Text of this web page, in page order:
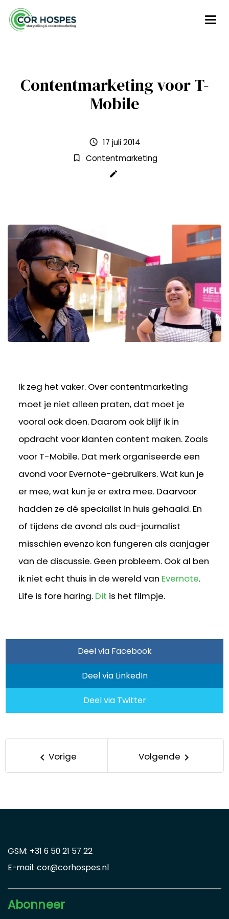
Contentmarketing voor T-
Mobile
schedule 17 juli 2014
bookmark_border Contentmarketing
create
Ik zeg het vaker. Over contentmarketing
moet je niet alleen praten, dat moet je
vooral ook doen. Daarom ook blijf ik in
opdracht voor klanten content maken. Zoals
voor T-Mobile. Dat merk organiseerde een
avond voor Evernote-gebruikers. Wat kun je
er mee, wat kun je er extra mee. Daarvoor
hadden ze dé specialist in huis gehaald. En
of tijdens de avond als oud-journalist
misschien evenzo kon fungeren als aanjager
van de discussie. Geen probleem. Ook al ben
ik niet echt thuis in de wereld van Evernote.
Life is fore haring. Dit is het filmpje.
Deel via Facebook
Deel via LinkedIn
Deel via Twitter
keyboard_arrow_leftVorige Volgende keyboard_arrow_right
GSM: +31 6 50 21 57 22
E-mail: cor@corhospes.nl
Abonneer